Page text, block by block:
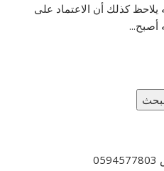
يلاحظ كذلك أن الاعتماد على
أصبح...